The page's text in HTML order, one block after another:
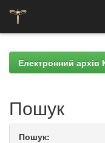
navigationЕлектронний
Пошук
Пошук: